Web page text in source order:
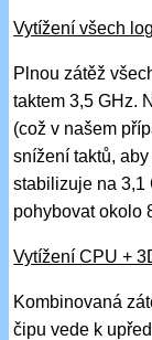
Vytížení všech
Plnou zátěž
taktem 3,5 GHz.
(což v našem
snížení taktů,
stabilizuje na 3,1
pohybovat okolo
Vytížení CPU +
Kombinovaná
čipu vede k